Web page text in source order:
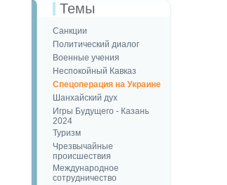
Темы
Санкции
Политический диалог
Военные учения
Неспокойный Кавказ
Спецоперация на Украине
Шанхайский дух
Игры Будущего - Казань
2024
Туризм
Чрезвычайные
происшествия
Международное
сотрудничество